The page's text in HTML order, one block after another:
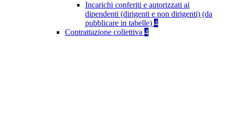
Incarichi conferiti e autorizzati ai
dipendenti (dirigenti e non dirigenti) (da
pubblicare in tabelle) 4
Contrattazione collettiva 4